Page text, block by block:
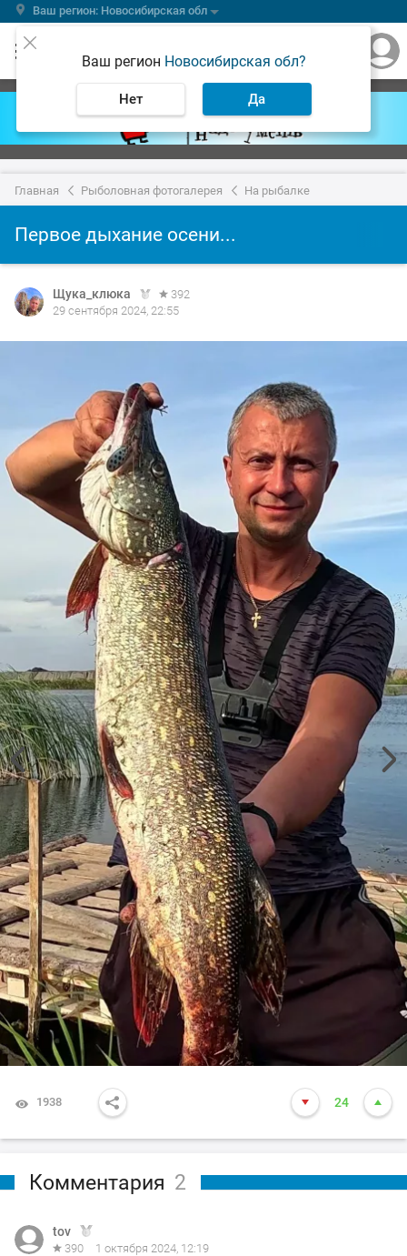
Ваш регион: Новосибирская обл
Ваш регион Новосибирская обл?
Нет Да
Главная Рыболовная фотогалерея На рыбалке
Первое дыхание осени...
Щука_клюка
392
29 сентября 2024, 22:55
1938 24
Комментария 2
tov
390 1 октября 2024, 12:19